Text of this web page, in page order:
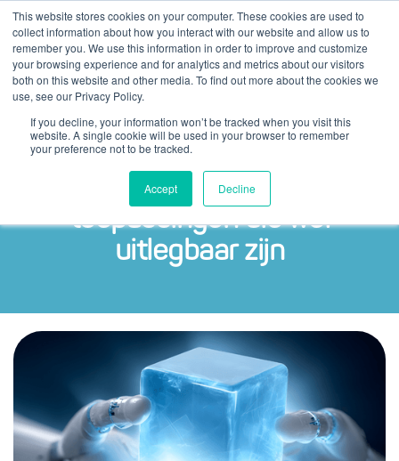
This website stores cookies on your computer. These cookies are used to
collect information about how you interact with our website and allow us to
remember you. We use this information in order to improve and customize
your browsing experience and for analytics and metrics about our visitors
both on this website and other media. To find out more about the cookies we
use, see our Privacy Policy.
If you decline, your information won’t be tracked when you visit this
website. A single cookie will be used in your browser to remember
your preference not to be tracked.
Accept Decline
De toekomst is aan AI-
toepassingen die wél
uitlegbaar zijn